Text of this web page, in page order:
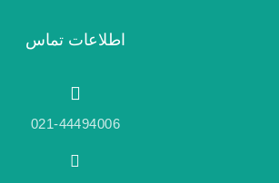
اطلاعات تماس
021-44494006